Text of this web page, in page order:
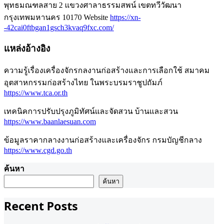
พุทธมณฑลสาย 2 แขวงศาลาธรรมสพน์ เขตทวีวัฒนา
กรุงเทพมหานคร 10170 Website https://xn-
-42cai0ftbgan1gsch3kvaq9fxc.com/
แหล่งอ้างอิง
ความรู้เรื่องเครื่องจักรกลงานก่อสร้างและการเลือกใช้ สมาคม
อุตสาหกรรมก่อสร้างไทย ในพระบรมราชูปถัมภ์
https://www.tca.or.th
เทคนิคการปรับปรุงภูมิทัศน์และจัดสวน บ้านและสวน
https://www.baanlaesuan.com
ข้อมูลราคากลางงานก่อสร้างและเครื่องจักร กรมบัญชีกลาง
https://www.cgd.go.th
ค้นหา
ค้นหา
Recent Posts